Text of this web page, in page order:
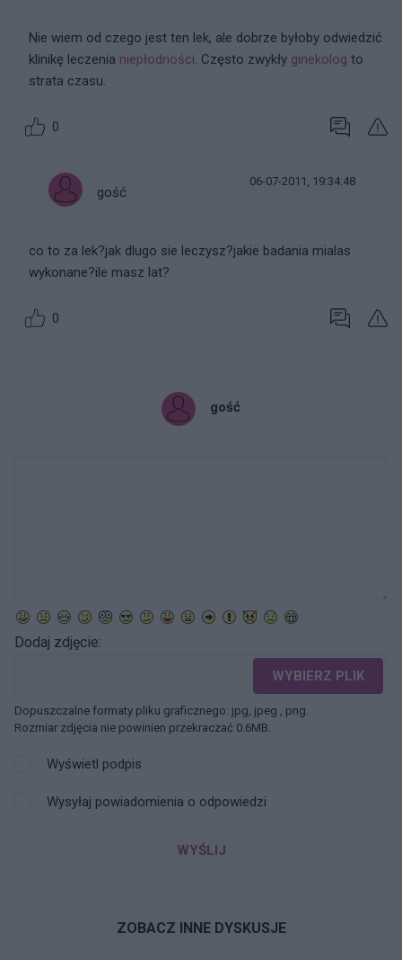
Nie wiem od czego jest ten lek, ale dobrze byłoby odwiedzić
klinikę leczenia niepłodności. Często zwykły ginekolog to
strata czasu.
0
gość
06-07-2011, 19:34:48
co to za lek?jak dlugo sie leczysz?jakie badania mialas
wykonane?ile masz lat?
0
gość
Dodaj zdjęcie:
WYBIERZ PLIK
Dopuszczalne formaty pliku graficznego: jpg, jpeg , png.
Rozmiar zdjęcia nie powinien przekraczać 0.6MB.
Wyświetl podpis
Wysyłaj powiadomienia o odpowiedzi
WYŚLIJ
ZOBACZ INNE DYSKUSJE